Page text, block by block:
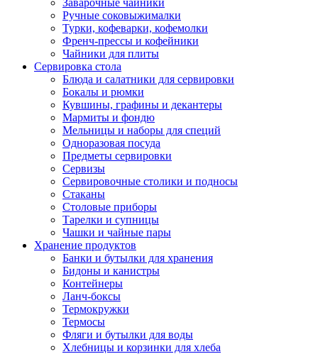
Заварочные чайники
Ручные соковыжималки
Турки, кофеварки, кофемолки
Френч-прессы и кофейники
Чайники для плиты
Сервировка стола
Блюда и салатники для сервировки
Бокалы и рюмки
Кувшины, графины и декантеры
Мармиты и фондю
Мельницы и наборы для специй
Одноразовая посуда
Предметы сервировки
Сервизы
Сервировочные столики и подносы
Стаканы
Столовые приборы
Тарелки и супницы
Чашки и чайные пары
Хранение продуктов
Банки и бутылки для хранения
Бидоны и канистры
Контейнеры
Ланч-боксы
Термокружки
Термосы
Фляги и бутылки для воды
Хлебницы и корзинки для хлеба